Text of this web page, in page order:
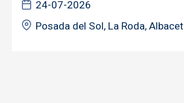
24-07-2026
Posada del Sol, La Roda,